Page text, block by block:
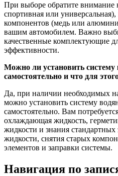
При выборе обратите внимание
спортивная или
компонентов (медь или
вашим автомобилем. Важно
качественные комплектующие
эффективности.
Можно ли установить систему
самостоятельно и что для
Да, при наличии необходимых
можно установить систему
самостоятельно. Вам
охлаждающая жидкость,
жидкости и знания
жидкости, снятия старых
элементов и заправки системы.
Навигация по